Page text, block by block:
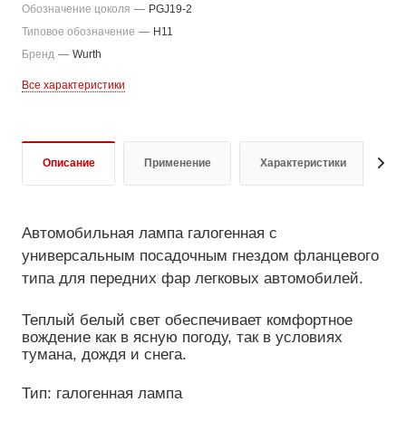
Обозначение цоколя — PGJ19-2
Типовое обозначение — H11
Бренд — Wurth
Все характеристики
Описание Применение Характеристики
Автомобильная лампа галогенная с
универсальным посадочным гнездом фланцевого
типа для передних фар легковых автомобилей.
Теплый белый свет обеспечивает комфортное
вождение как в ясную погоду, так в условиях
тумана, дождя и снега.
Тип: галогенная лампа